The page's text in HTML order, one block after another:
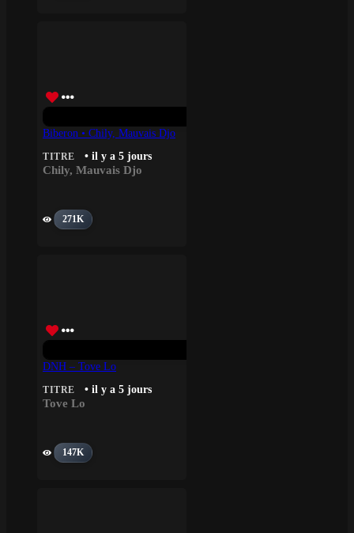
Biberon • Chily, Mauvais Djo
TITRE • il y a 5 jours
Chily, Mauvais Djo
271K
DNH – Tove Lo
TITRE • il y a 5 jours
Tove Lo
147K